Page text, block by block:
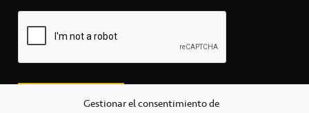
Gestionar el consentimiento de